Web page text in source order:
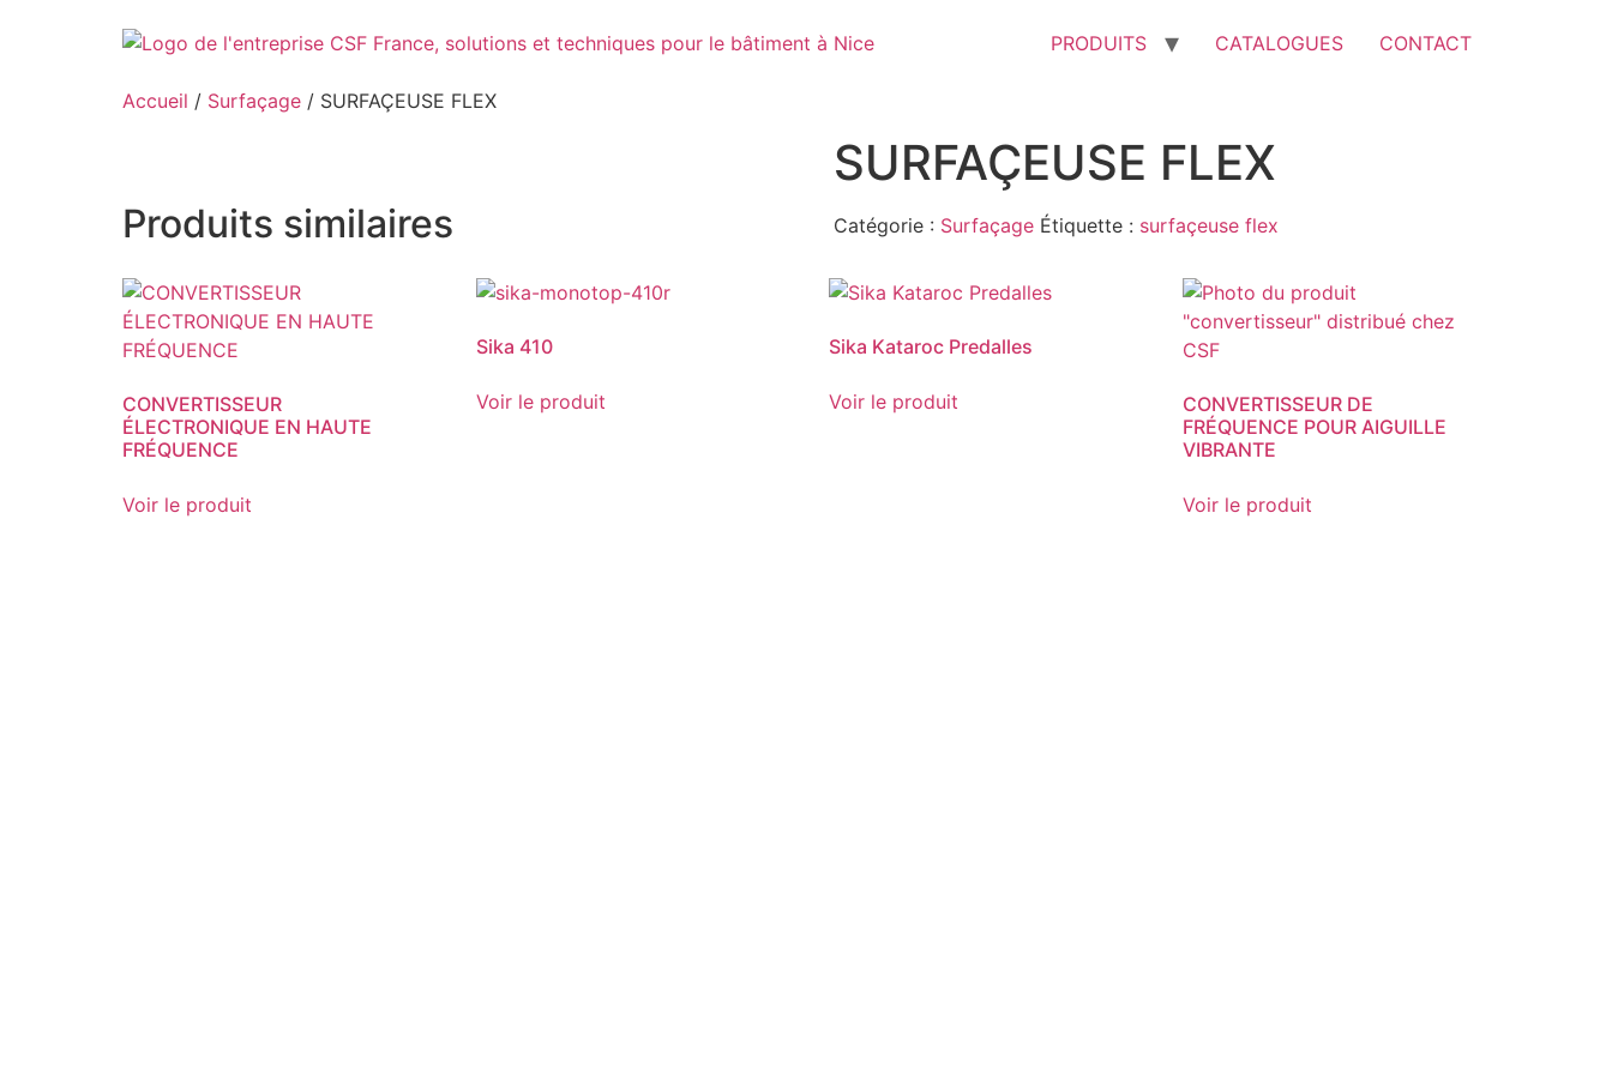
PRODUITS CATALOGUES CONTACT
Accueil / Surfaçage / SURFAÇEUSE FLEX
SURFAÇEUSE FLEX
Catégorie : Surfaçage Étiquette : surfaçeuse flex
Produits similaires
CONVERTISSEUR
ÉLECTRONIQUE EN HAUTE
FRÉQUENCE
Voir le produit
Sika 410
Voir le produit
Sika Kataroc Predalles
Voir le produit
CONVERTISSEUR DE
FRÉQUENCE POUR AIGUILLE
VIBRANTE
Voir le produit